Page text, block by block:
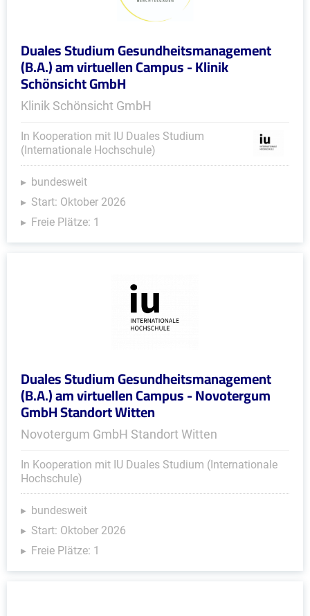
Duales Studium Gesundheitsmanagement
(B.A.) am virtuellen Campus - Klinik
Schönsicht GmbH
Klinik Schönsicht GmbH
In Kooperation mit IU Duales Studium
(Internationale Hochschule)
bundesweit
Start: Oktober 2026
Freie Plätze: 1
Duales Studium Gesundheitsmanagement
(B.A.) am virtuellen Campus - Novotergum
GmbH Standort Witten
Novotergum GmbH Standort Witten
In Kooperation mit IU Duales Studium (Internationale
Hochschule)
bundesweit
Start: Oktober 2026
Freie Plätze: 1